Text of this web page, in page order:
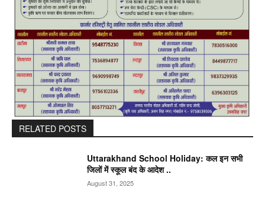
RELATED POSTS
Uttarakhand School Holiday: कल इन सभी
जिलों में स्कूल बंद के आदेश ..
August 31, 2025